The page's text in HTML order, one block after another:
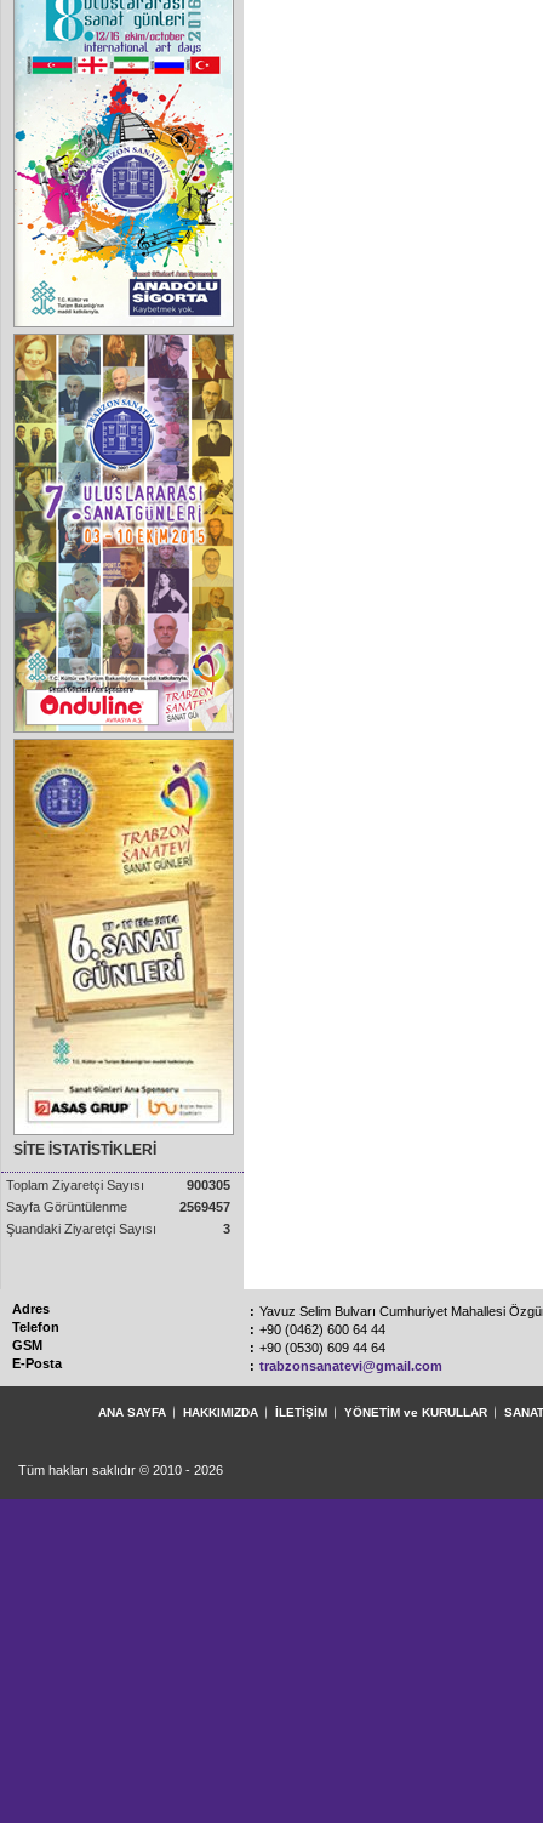
SİTE İSTATİSTİKLERİ
Toplam Ziyaretçi Sayısı
900305
Sayfa Görüntülenme
2569457
Şuandaki Ziyaretçi Sayısı
3
Adres : Yavuz Selim Bulvarı Cumhuriyet Mahallesi
Telefon
: +90 (0462) 600 64 44
GSM
: +90 (0530) 609 44 64
E-Posta
: trabzonsanatevi@gmail.com
ANA SAYFA HAKKIMIZDA İLETİŞİM YÖNETİM ve KURULLAR
Tüm hakları saklıdır © 2010 - 2026